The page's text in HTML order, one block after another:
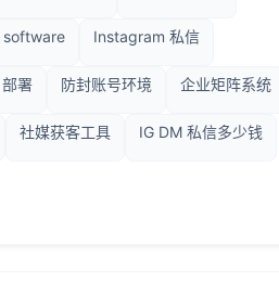
software Instagram 私信
署 防封账号环境 企业矩阵系统
社媒获客工具 IG DM 私信多少钱